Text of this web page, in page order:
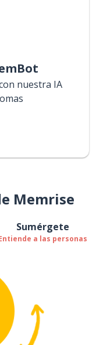
nuestra IA
Memrise
Sumérgete
a las personas